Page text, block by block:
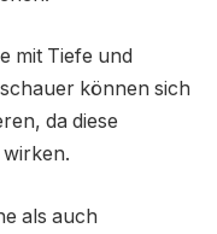
mit Tiefe und
können sich
da diese
als auch